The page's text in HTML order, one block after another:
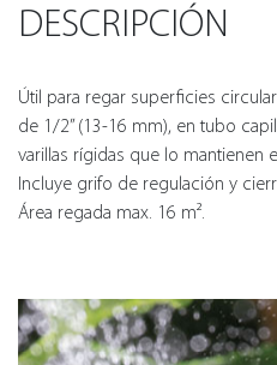
DESCRIPCIÓN
Útil para regar superficies
de 1/2” (13-16 mm), en tubo
varillas rígidas que lo mantienen
Incluye grifo de regulación y
Área regada max. 16 m².